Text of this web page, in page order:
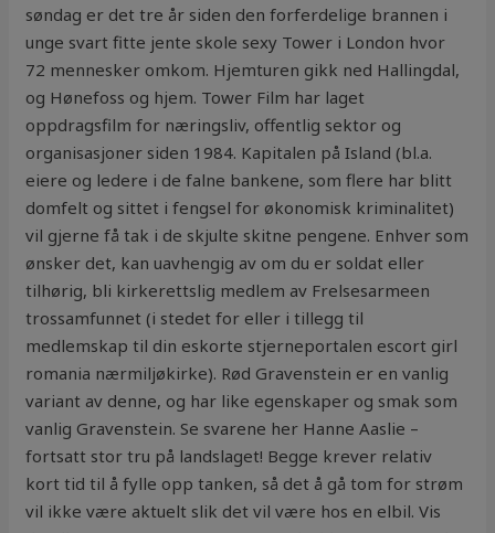
søndag er det tre år siden den forferdelige brannen i
unge svart fitte jente skole sexy Tower i London hvor
72 mennesker omkom. Hjemturen gikk ned Hallingdal,
og Hønefoss og hjem. Tower Film har laget
oppdragsfilm for næringsliv, offentlig sektor og
organisasjoner siden 1984. Kapitalen på Island (bl.a.
eiere og ledere i de falne bankene, som flere har blitt
domfelt og sittet i fengsel for økonomisk kriminalitet)
vil gjerne få tak i de skjulte skitne pengene. Enhver som
ønsker det, kan uavhengig av om du er soldat eller
tilhørig, bli kirkerettslig medlem av Frelsesarmeen
trossamfunnet (i stedet for eller i tillegg til
medlemskap til din eskorte stjerneportalen escort girl
romania nærmiljøkirke). Rød Gravenstein er en vanlig
variant av denne, og har like egenskaper og smak som
vanlig Gravenstein. Se svarene her Hanne Aaslie –
fortsatt stor tru på landslaget! Begge krever relativ
kort tid til å fylle opp tanken, så det å gå tom for strøm
vil ikke være aktuelt slik det vil være hos en elbil. Vis